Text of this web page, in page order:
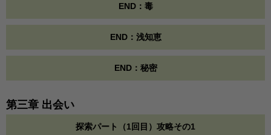
END：毒
END：浅知恵
END：秘密
第三章 出会い
探索パート（1回目）攻略その1